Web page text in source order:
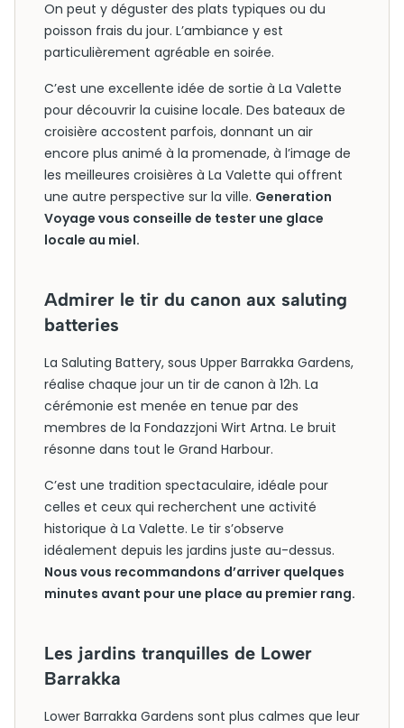
On peut y déguster des plats typiques ou du
poisson frais du jour. L’ambiance y est
particulièrement agréable en soirée.
C’est une excellente idée de sortie à La Valette
pour découvrir la cuisine locale. Des bateaux de
croisière accostent parfois, donnant un air
encore plus animé à la promenade, à l’image de
les meilleures croisières à La Valette qui offrent
une autre perspective sur la ville. Generation
Voyage vous conseille de tester une glace
locale au miel.
Admirer le tir du canon aux saluting
batteries
La Saluting Battery, sous Upper Barrakka Gardens,
réalise chaque jour un tir de canon à 12h. La
cérémonie est menée en tenue par des
membres de la Fondazzjoni Wirt Artna. Le bruit
résonne dans tout le Grand Harbour.
C’est une tradition spectaculaire, idéale pour
celles et ceux qui recherchent une activité
historique à La Valette. Le tir s’observe
idéalement depuis les jardins juste au-dessus.
Nous vous recommandons d’arriver quelques
minutes avant pour une place au premier rang.
Les jardins tranquilles de Lower
Barrakka
Lower Barrakka Gardens sont plus calmes que leur